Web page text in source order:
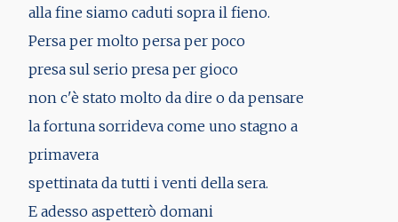
alla fine siamo caduti sopra il fieno.
Persa per molto persa per poco
presa sul serio presa per gioco
non c'è stato molto da dire o da pensare
la fortuna sorrideva come uno stagno a
primavera
spettinata da tutti i venti della sera.
E adesso aspetterò domani